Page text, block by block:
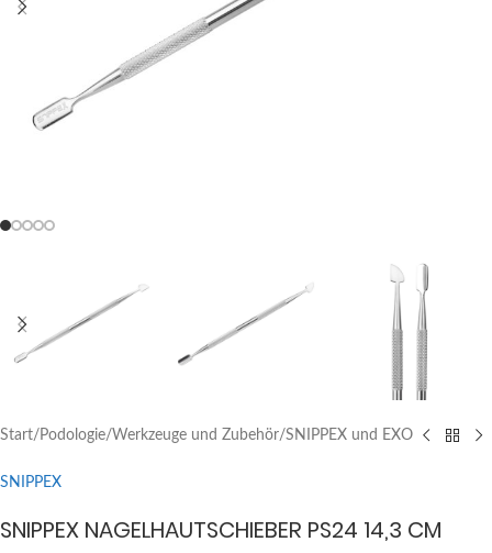
Start/ Podologie/Werkzeuge und Zubehör/SNIPPEX und EXO
SNIPPEX
SNIPPEX NAGELHAUTSCHIEBER PS24 14,3 CM